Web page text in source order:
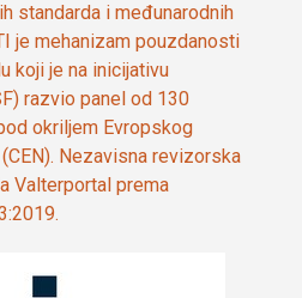
standarda i međunarodnih
je mehanizam pouzdanosti
koji je na inicijativu
razvio panel od 130
okriljem Evropskog
Nezavisna revizorska
Valterportal prema